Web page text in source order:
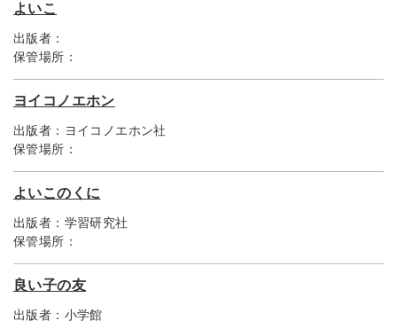
よいこ
出版者：
保管場所：
ヨイコノエホン
出版者： ヨイコノエホン社
保管場所：
よいこのくに
出版者： 学習研究社
保管場所：
良い子の友
出版者： 小学館